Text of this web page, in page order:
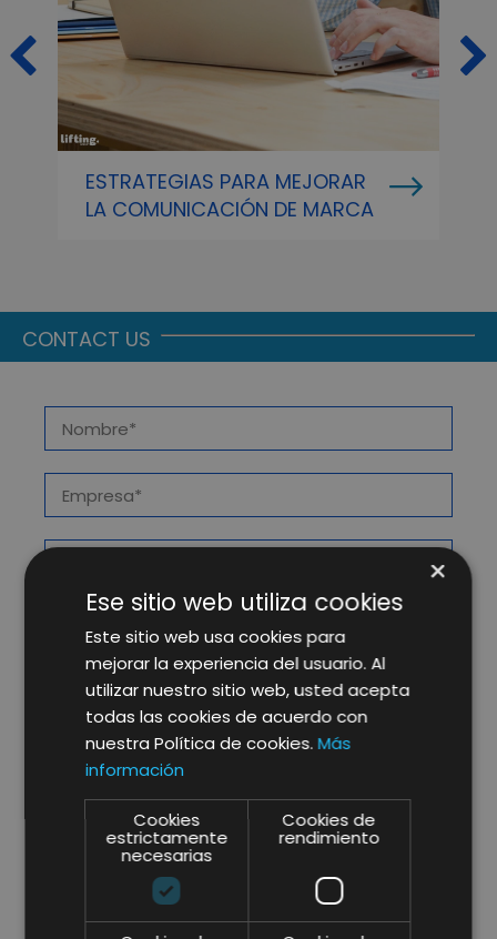
ESTRATEGIAS PARA MEJORAR
LA COMUNICACIÓN DE MARCA
CONTACT US
×
Ese sitio web utiliza cookies
Este sitio web usa cookies para
mejorar la experiencia del usuario. Al
utilizar nuestro sitio web, usted acepta
todas las cookies de acuerdo con
nuestra Política de cookies.Más
información
Cookies
estrictamente
necesarias
Cookies de
rendimiento